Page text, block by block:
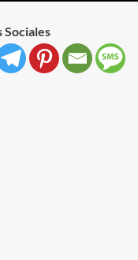
Sociales